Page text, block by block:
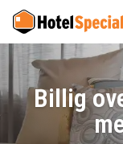
Billig